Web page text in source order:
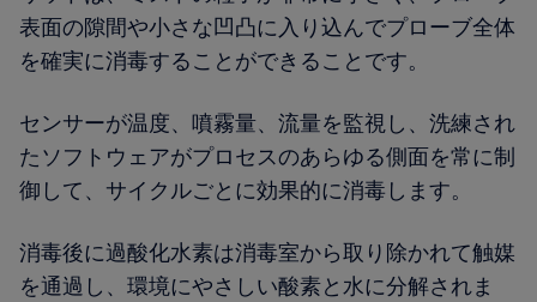
表面の隙間や小さな凹凸に入り込んでプローブ全体
を確実に消毒することができることです。
センサーが温度、噴霧量、流量を監視し、洗練され
たソフトウェアがプロセスのあらゆる側面を常に制
御して、サイクルごとに効果的に消毒します。
消毒後に過酸化水素は消毒室から取り除かれて触媒
を通過し、環境にやさしい酸素と水に分解されま